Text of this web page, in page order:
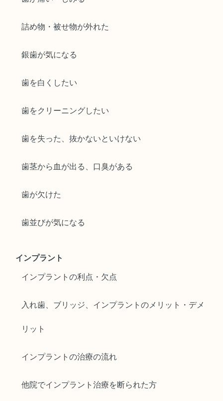
詰め物・被せ物が外れた
銀歯が気になる
歯を白くしたい
歯をクリーニングしたい
歯を失った、抜かないといけない
歯茎から血が出る、口臭がある
歯が欠けた
歯並びが気になる
インプラント
インプラントの利点・欠点
入れ歯、ブリッジ、インプラントのメリット・デメ
リット
インプラントの治療の流れ
他院でインプラント治療を断られた方